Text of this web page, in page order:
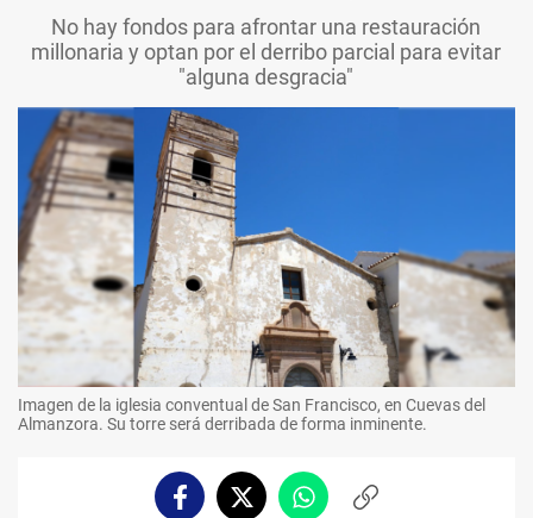
No hay fondos para afrontar una restauración
millonaria y optan por el derribo parcial para evitar
"alguna desgracia"
Imagen de la iglesia conventual de San Francisco, en Cuevas del
Almanzora. Su torre será derribada de forma inminente.
FacebookTwitterWhatsappCopiar